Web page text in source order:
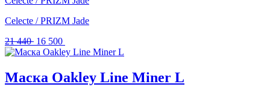
Celecte / PRIZM Jade
21 440 Первоначальная
цена
440 .
16 500
цена:
500 .
Маска Oakley Line Miner L